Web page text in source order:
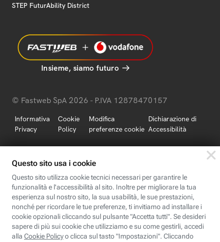
STEP FuturAbility District
Insieme, siamo futuro
© Fastweb SpA 2026 - P.IVA 12878470157
Informativa
Privacy
Cookie
Policy
Modifica
preferenze cookie
Dichiarazione di
Accessibilità